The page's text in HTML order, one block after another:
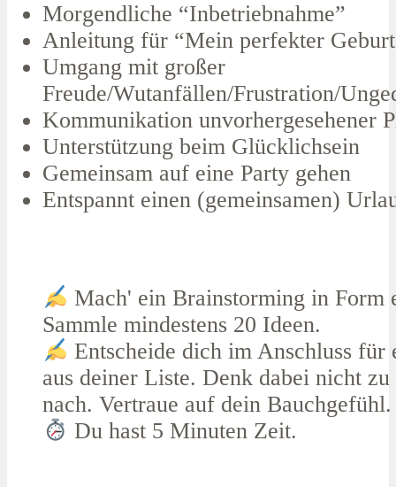
Morgendliche “Inbetriebnahme”
Anleitung für “Mein perfekter
Umgang mit großer
Freude/Wutanfällen/Frustration/
Kommunikation unvorhergesehener
Unterstützung beim Glücklichsein
Gemeinsam auf eine Party gehen
Entspannt einen (gemeinsamen)
Mach' ein Brainstorming in Form
Sammle mindestens 20 Ideen.
Entscheide dich im Anschluss für
aus deiner Liste. Denk dabei nicht zu
nach. Vertraue auf dein Bauchgefühl.
Du hast 5 Minuten Zeit.